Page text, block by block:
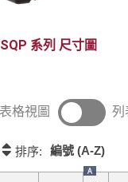
SQP 尺寸圖
表格視圖 列
排序: 編號 (A-Z)
A